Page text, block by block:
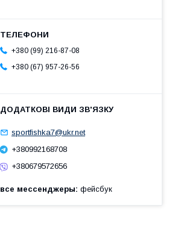
+380 (99) 216-87-08
+380 (67) 957-26-56
sportfishka7@ukr.net
+380992168708
+380679572656
все мессенджеры фейсбук